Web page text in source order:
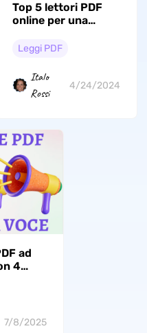
Top 5 lettori PDF
online per una
ovunque
Leggi PDF
Italo
Rossi
4/24/2024
ad
4
7/8/2025